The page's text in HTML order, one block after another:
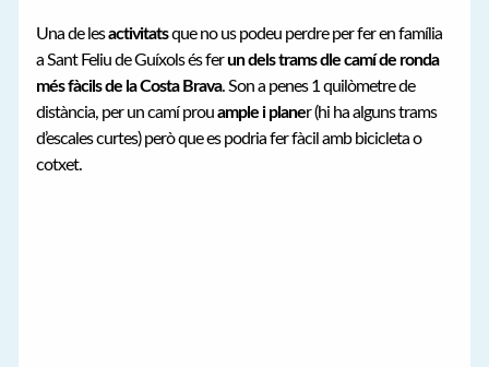
Una de lesactivitatsque no us podeu perdre per fer en família
a Sant Feliu de Guíxols és ferun dels trams dle camí de ronda
més fàcils de la Costa Brava. Son a penes 1 quilòmetre de
distància, per un camí prouample i planer (hi ha alguns trams
d’escales curtes) però que es podria fer fàcil amb bicicleta o
cotxet.